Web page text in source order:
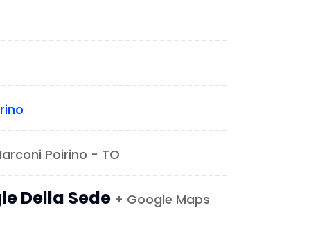
Poirino - TO
Della Sede + Google Maps